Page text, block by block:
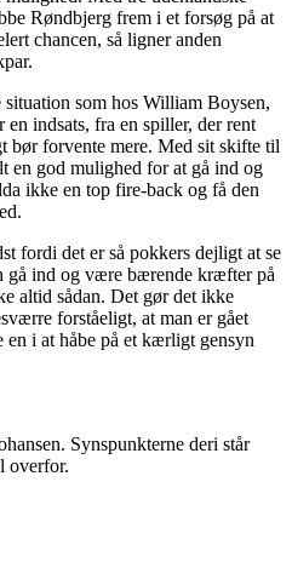
Røndbjerg frem i et forsøg på at
chancen, så ligner anden
som hos William Boysen,
indsats, fra en spiller, der rent
bør forvente mere. Med sit skifte til
en god mulighed for at gå ind og
ikke en top fire-back og få den
fordi det er så pokkers dejligt at se
gå ind og være bærende kræfter på
altid sådan. Det gør det ikke
forståeligt, at man er gået
i at håbe på et kærligt gensyn
Synspunkterne deri står
overfor.